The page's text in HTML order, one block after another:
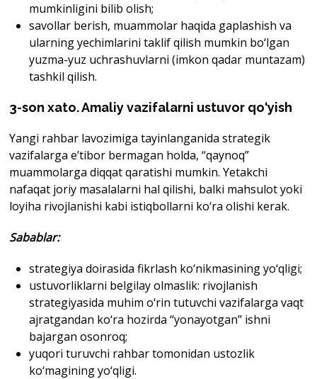
mumkinligini bilib olish;
savollar berish, muammolar haqida gaplashish va
ularning yechimlarini taklif qilish mumkin bo‘lgan
yuzma-yuz uchrashuvlarni (imkon qadar muntazam)
tashkil qilish.
3-son xato. Amaliy vazifalarni ustuvor qo‘yish
Yangi rahbar lavozimiga tayinlanganida strategik
vazifalarga e’tibor bermagan holda, “qaynoq”
muammolarga diqqat qaratishi mumkin. Yetakchi
nafaqat joriy masalalarni hal qilishi, balki mahsulot yoki
loyiha rivojlanishi kabi istiqbollarni ko‘ra olishi kerak.
Sabablar:
strategiya doirasida fikrlash ko‘nikmasining yo‘qligi;
ustuvorliklarni belgilay olmaslik: rivojlanish
strategiyasida muhim o‘rin tutuvchi vazifalarga vaqt
ajratgandan ko‘ra hozirda “yonayotgan” ishni
bajargan osonroq;
yuqori turuvchi rahbar tomonidan ustozlik
ko‘magining yo‘qligi.